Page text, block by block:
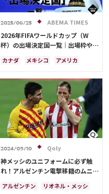
2025/06/25 ABEMA TIMES
2026年FIFAワールドカップ（W
杯）の出場決定国一覧｜出場枠や大
カナダ メキシコ
アメリカ
ブラジル
アルゼンチン
エクアドル
オーストラリア
日本代表
2024/09/10 Qoly
神メッシのユニフォームに必ず触
れ！アルゼンチン電撃移籍のムニア
を…」
アルゼンチン
リオネル・メッシ